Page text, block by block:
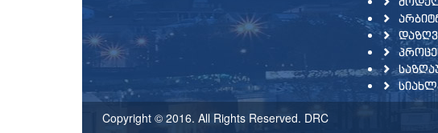
Copyright © 2016. All Rights Reserved. DRC